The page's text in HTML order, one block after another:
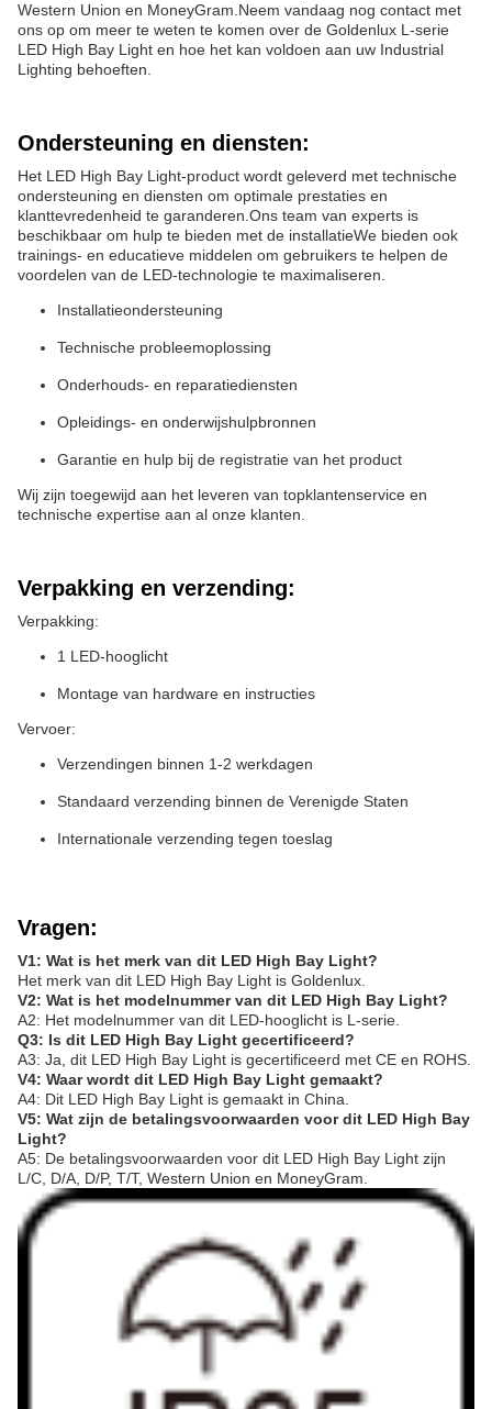
Western Union en MoneyGram.Neem vandaag nog contact met
ons op om meer te weten te komen over de Goldenlux L-serie
LED High Bay Light en hoe het kan voldoen aan uw Industrial
Lighting behoeften.
Ondersteuning en diensten:
Het LED High Bay Light-product wordt geleverd met technische
ondersteuning en diensten om optimale prestaties en
klanttevredenheid te garanderen.Ons team van experts is
beschikbaar om hulp te bieden met de installatieWe bieden ook
trainings- en educatieve middelen om gebruikers te helpen de
voordelen van de LED-technologie te maximaliseren.
Installatieondersteuning
Technische probleemoplossing
Onderhouds- en reparatiediensten
Opleidings- en onderwijshulpbronnen
Garantie en hulp bij de registratie van het product
Wij zijn toegewijd aan het leveren van topklantenservice en
technische expertise aan al onze klanten.
Verpakking en verzending:
Verpakking:
1 LED-hooglicht
Montage van hardware en instructies
Vervoer:
Verzendingen binnen 1-2 werkdagen
Standaard verzending binnen de Verenigde Staten
Internationale verzending tegen toeslag
Vragen:
V1: Wat is het merk van dit LED High Bay Light?
Het merk van dit LED High Bay Light is Goldenlux.
V2: Wat is het modelnummer van dit LED High Bay Light?
A2: Het modelnummer van dit LED-hooglicht is L-serie.
Q3: Is dit LED High Bay Light gecertificeerd?
A3: Ja, dit LED High Bay Light is gecertificeerd met CE en ROHS.
V4: Waar wordt dit LED High Bay Light gemaakt?
A4: Dit LED High Bay Light is gemaakt in China.
V5: Wat zijn de betalingsvoorwaarden voor dit LED High Bay
Light?
A5: De betalingsvoorwaarden voor dit LED High Bay Light zijn
L/C, D/A, D/P, T/T, Western Union en MoneyGram.